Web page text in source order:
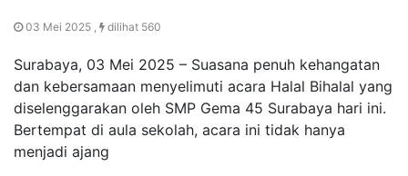
03 Mei 2025 , dilihat 560
Surabaya, 03 Mei 2025 – Suasana penuh kehangatan
dan kebersamaan menyelimuti acara Halal Bihalal yang
diselenggarakan oleh SMP Gema 45 Surabaya hari ini.
Bertempat di aula sekolah, acara ini tidak hanya
menjadi ajang